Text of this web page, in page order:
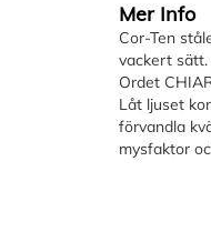
Mer Info
Cor-Ten
vackert sätt.
Ordet
Låt ljuset
förvandla
mysfaktor